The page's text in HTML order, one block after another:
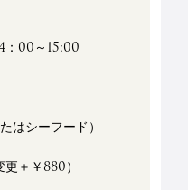
：00～15:00
はシーフード）
＋￥880）